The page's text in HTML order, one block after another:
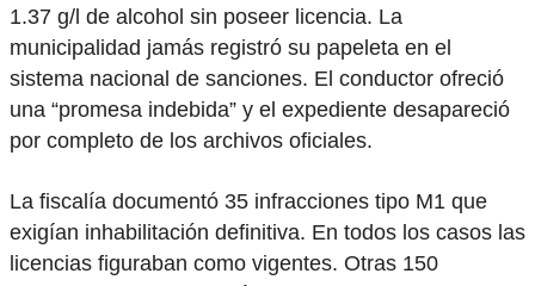
1.37 g/l de alcohol sin poseer licencia. La
municipalidad jamás registró su papeleta en el
sistema nacional de sanciones. El conductor ofreció
una “promesa indebida” y el expediente desapareció
por completo de los archivos oficiales.
La fiscalía documentó 35 infracciones tipo M1 que
exigían inhabilitación definitiva. En todos los casos las
licencias figuraban como vigentes. Otras 150